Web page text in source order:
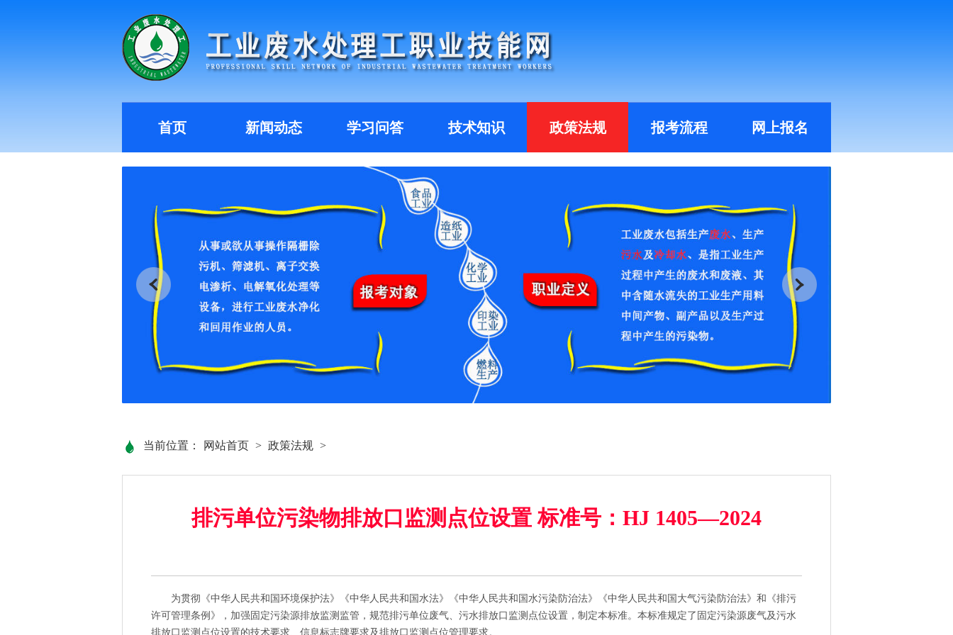
首页 新闻动态 学习问答 技术知识 政策法规 报考流程 网上报名
当前位置： 网站首页 > 政策法规 >
排污单位污染物排放口监测点位设置 标准号：HJ 1405—2024
为贯彻《中华人民共和国环境保护法》《中华人民共和国水法》《中华人民共和国水污染防治法》《中华人民共和国大气污染防治法》和《排污
许可管理条例》，加强固定污染源排放监测监管，规范排污单位废气、污水排放口监测点位设置，制定本标准。本标准规定了固定污染源废气及污水
排放口监测点位设置的技术要求、信息标志牌要求及排放口监测点位管理要求。